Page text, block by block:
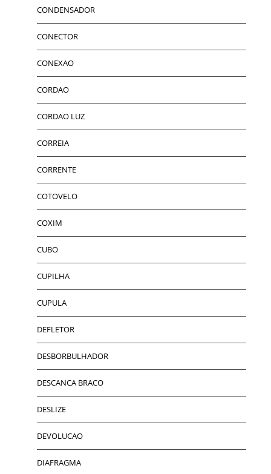
CONDENSADOR
CONECTOR
CONEXAO
CORDAO
CORDAO LUZ
CORREIA
CORRENTE
COTOVELO
COXIM
CUBO
CUPILHA
CUPULA
DEFLETOR
DESBORBULHADOR
DESCANCA BRACO
DESLIZE
DEVOLUCAO
DIAFRAGMA